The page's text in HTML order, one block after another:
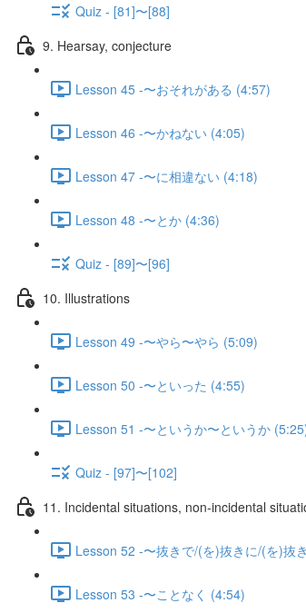
Quiz - [81]〜[88]
9. Hearsay, conjecture
Lesson 45 -〜おそれがある (4:57)
Lesson 46 -〜かねない (4:05)
Lesson 47 -〜に相違ない (4:18)
Lesson 48 -〜とか (4:36)
Quiz - [89]〜[96]
10. Illustrations
Lesson 49 -〜やら〜やら (5:09)
Lesson 50 -〜といった (4:55)
Lesson 51 -〜というか〜というか
Quiz - [97]〜[102]
11. Incidental situations, non-incidental
Lesson 52 -〜抜きで/(を)抜きに/(を)抜
Lesson 53 -〜ことなく (4:54)